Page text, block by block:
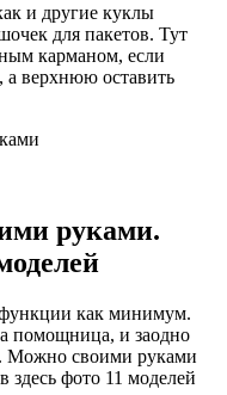
и другие куклы
для пакетов. Тут
карманом, если
а верхнюю оставить
руками.
как минимум.
помощница, и заодно
Можно своими руками
здесь фото 11 моделей